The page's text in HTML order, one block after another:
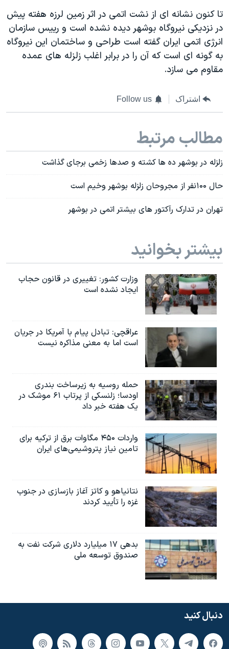
تا کنون نشانه ای از نشت اتمی در اثر زمین لرزه هفته پیش
در نزدیکی نیروگاه بوشهر دیده نشده است و رییس سازمان
انرژی اتمی ایران گفته است طراحی و ساختمان این نیروگاه
به گونه ای است که آن را در برابر اغلب زلزله های عمده
مقاوم می سازد.
اشتراک Follow us
مطالب مرتبط
زلزله در بوشهر ده ها کشته و صدها زخمی برجای گذاشت
حال ۱۰۰نفر از مجروحان زلزله بوشهر وخیم است
تهران در تدارک رآکتور های بیشتر اتمی در بوشهر
بیشتر بخوانید
وزارت کشور: تغییری در قانون حجاب
ایجاد نشده است
عراقچی: تبادل پیام با آمریکا در جریان
است اما به معنی مذاکره نیست
حمله روسیه به زیرساخت بندری
اودسا؛ زلنسکی از پرتاب ۶۱ موشک در
یک هفته خبر داد
واردات ۴۵۰ مگاوات برق از ترکیه برای
تامین نیاز پتروشیمی‌های ایران
نتانیاهو و کاتز آغاز بازسازی در جنوب
غزه را تأیید کردند
بدهی ۱۷ میلیارد دلاری شرکت نفت به
صندوق توسعه ملی
دنبال کنید